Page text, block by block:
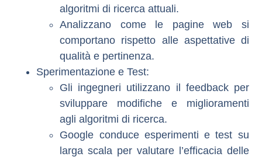
algoritmi di ricerca attuali.
Analizzano come le pagine web si
comportano rispetto alle aspettative di
qualità e pertinenza.
Sperimentazione e Test:
Gli ingegneri utilizzano il feedback per
sviluppare modifiche e miglioramenti
agli algoritmi di ricerca.
Google conduce esperimenti e test su
larga scala per valutare l’efficacia delle